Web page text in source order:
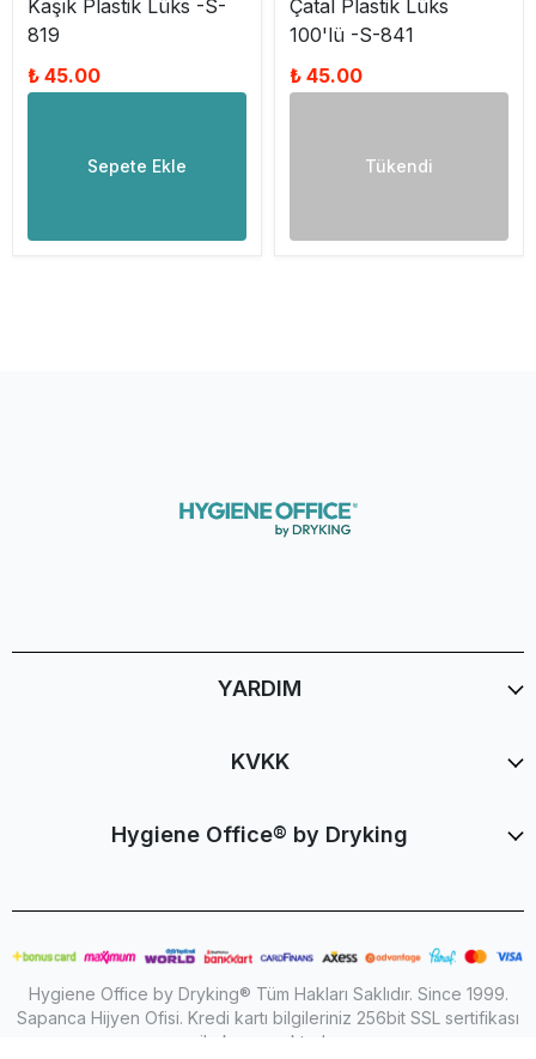
Kaşık Plastik Lüks -S-
819
₺ 45.00
Sepete Ekle
Çatal Plastik Lüks
100'lü -S-841
₺ 45.00
Tükendi
YARDIM
KVKK
Hygiene Office® by Dryking
Hygiene Office by Dryking® Tüm Hakları Saklıdır. Since 1999.
Sapanca Hijyen Ofisi. Kredi kartı bilgileriniz 256bit SSL sertifikası
ile korunmaktadır.